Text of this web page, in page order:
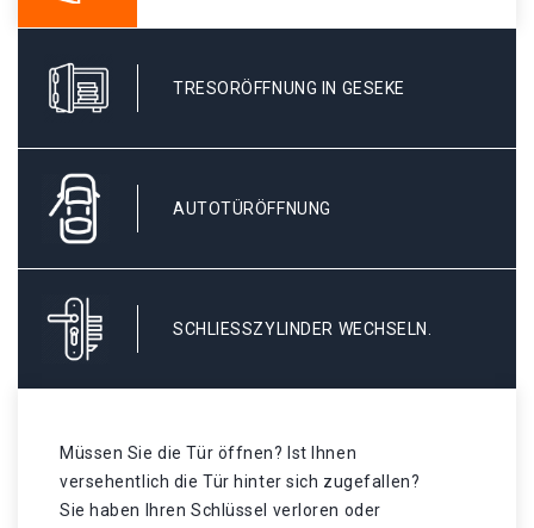
TRESORÖFFNUNG IN GESEKE
AUTOTÜRÖFFNUNG
SCHLIESSZYLINDER WECHSELN.
Müssen Sie die Tür öffnen? Ist Ihnen
versehentlich die Tür hinter sich zugefallen?
Sie haben Ihren Schlüssel verloren oder